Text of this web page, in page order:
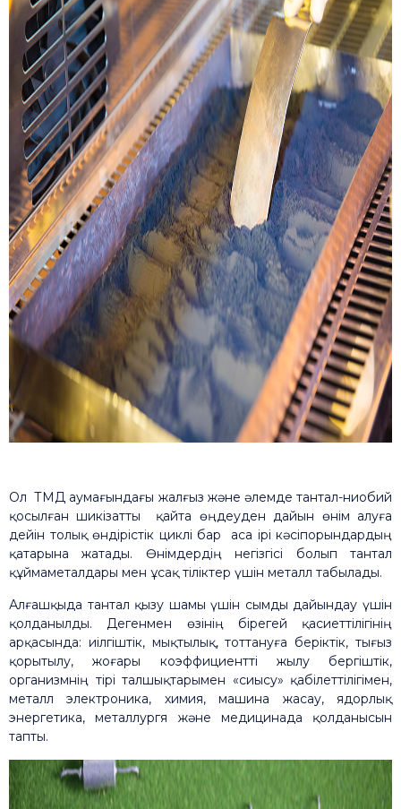
Ол ТМД аумағындағы жалғыз және әлемде тантал-ниобий
қосылған шикізатты қайта өңдеуден дайын өнім алуға
дейін толық өндірістік циклі бар аса ірі кәсіпорындардың
қатарына жатады. Өнімдердің негізгісі болып тантал
құймаметалдары мен ұсақ тіліктер үшін металл табылады.
Алғашқыда тантал қызу шамы үшін сымды дайындау үшін
қолданылды. Дегенмен өзінің бірегей қасиеттілігінің
арқасында: иілгіштік, мықтылық, тоттануға беріктік, тығыз
қорытылу, жоғары коэффициентті жылу бергіштік,
организмнің тірі талшықтарымен «сиысу» қабілеттілігімен,
металл электроника, химия, машина жасау, ядорлық
энергетика, металлургя және медицинада қолданысын
тапты.